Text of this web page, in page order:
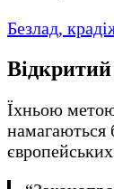
Безлад,
Відкритий
Їхньою
намагаються